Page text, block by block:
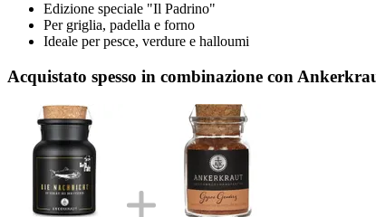
Edizione speciale "Il Padrino"
Per griglia, padella e forno
Ideale per pesce, verdure e halloumi
Acquistato spesso in combinazione con